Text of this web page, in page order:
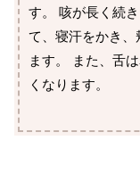
す。 咳が長く続
て、寝汗をかき、
ます。 また、舌
くなります。